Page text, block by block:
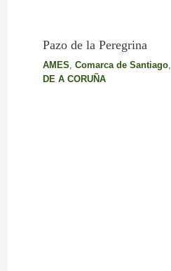
Pazo de la Peregrina
AMES, Comarca de Santiago,
DE A CORUÑA